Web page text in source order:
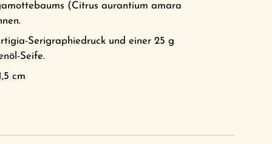
(Citrus aurantium amara
Serigraphiedruck und einer 25 g
Seife.
cm